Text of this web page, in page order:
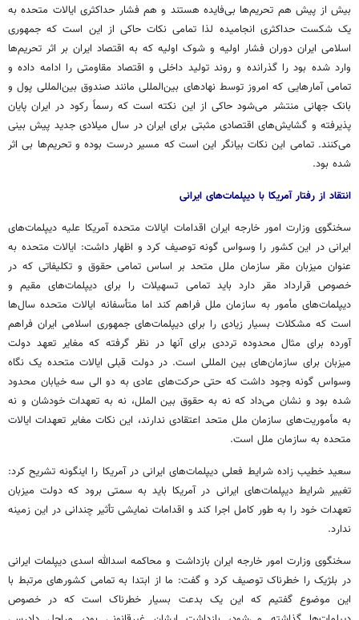
بیش از پیش هم تحریم‌ها بی‌فایده هستند و هم فشار حداکثری ایالات متحده به
یک شکست حداکثری انجامیده لذا تمامی نکات حاکی از این است که جمهوری
اسلامی ایران دوران فشار اولیه و شوک اولیه که به اقتصاد ایران بر اثر تحریم‌ها
وارد شده بود را گذرانده و روند تولید داخلی و اقتصاد مقاومتی را ادامه داده و
تمامی آمارهایی که امروز توسط نهادهای بین‌المللی مانند صندوق بین‌المللی پول و
بانک جهانی منتشر می‌شود حاکی از این نکته است که رسماً رکود در ایران پایان
پذیرفته و گشایش‌های اقتصادی مثبتی برای ایران در سال میلادی جدید پیش بینی
می‌کنند. تمامی این نکات بیانگر این است که مسیر درست بوده و تحریم‌ها بی اثر
شده بود.
انتقاد از رفتار آمریکا با دیپلمات‌های ایرانی
سخنگوی وزارت امور خارجه ایران اقدامات ایالات متحده آمریکا علیه دیپلمات‌های
ایرانی در این کشور را وسواس گونه توصیف کرد و اظهار داشت: ایالات متحده به
عنوان میزبان مقر سازمان ملل متحد بر اساس تمامی حقوق و تکلیفاتی که در
خصوص قرارداد مقر دارد باید تمامی تسهیلات را برای دیپلمات‌های مقیم و
دیپلمات‌های مأمور به سازمان ملل فراهم کند اما متأسفانه ایالات متحده سال‌ها
است که مشکلات بسیار زیادی را برای دیپلمات‌های جمهوری اسلامی ایران فراهم
آورده برای مثال محدوده ترددی برای آنها در نظر گرفته که مغایر تعهد دولت
میزبان برای سازمان‌های بین المللی است. در دولت قبلی ایالات متحده یک نگاه
وسواس گونه وجود داشت که حتی حرکت‌های عادی به دو الی سه خیابان محدود
شده بود و نشان می‌داد که نه به حقوق بین الملل، نه به تعهدات خودشان و نه
به مأموریت‌های سازمان ملل متحد اعتقادی ندارند، این نکات مغایر تعهدات ایالات
متحده به سازمان ملل است.
سعید خطیب زاده شرایط فعلی دیپلمات‌های ایرانی در آمریکا را اینگونه تشریح کرد:
تغییر شرایط دیپلمات‌های ایرانی در آمریکا باید به سمتی برود که دولت میزبان
تعهدات خود را به طور کامل اجرا کند و اقدامات نمایشی تأثیر چندانی در این زمینه
ندارد.
سخنگوی وزارت امور خارجه ایران بازداشت و محاکمه اسدالله اسدی دیپلمات ایرانی
در بلژیک را خطرناک توصیف کرد و گفت: ما از ابتدا به تمامی کشورهای مرتبط با
این موضوع گفتیم که این یک بدعت بسیار خطرناک است که در خصوص